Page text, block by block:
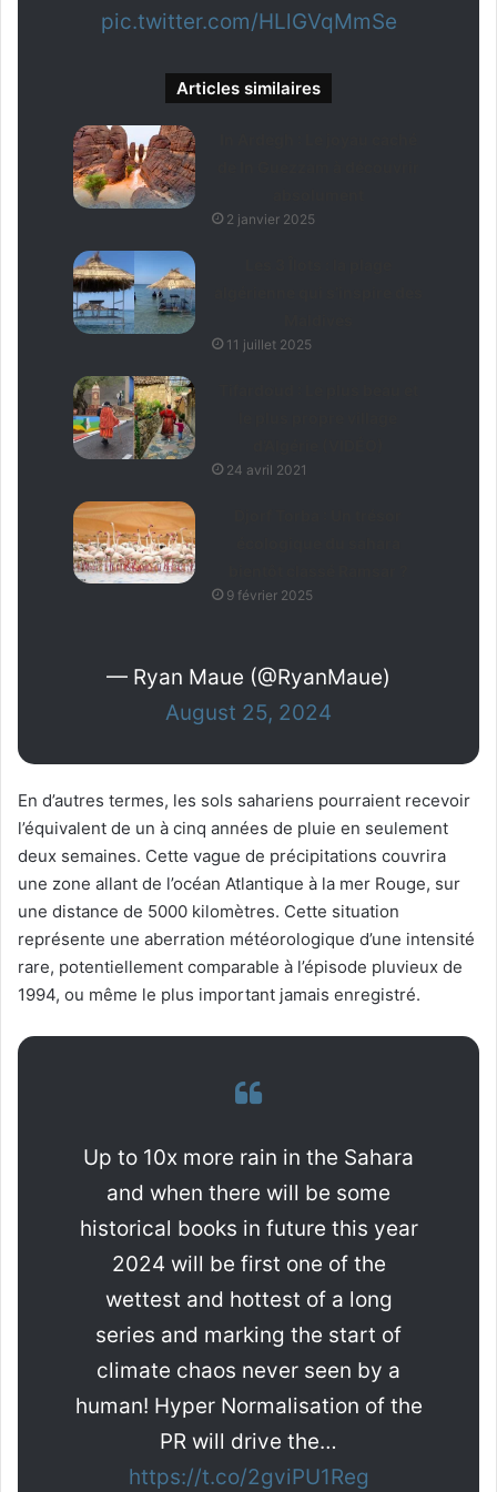
pic.twitter.com/HLlGVqMmSe
Articles similaires
2 janvier 2025
11 juillet 2025
24 avril 2021
9 février 2025
— Ryan Maue (@RyanMaue)
August 25, 2024
En d’autres termes, les sols sahariens pourraient recevoir
l’équivalent de un à cinq années de pluie en seulement
deux semaines. Cette vague de précipitations couvrira
une zone allant de l’océan Atlantique à la mer Rouge, sur
une distance de 5000 kilomètres. Cette situation
représente une aberration météorologique d’une intensité
rare, potentiellement comparable à l’épisode pluvieux de
1994, ou même le plus important jamais enregistré.
Up to 10x more rain in the Sahara
and when there will be some
historical books in future this year
2024 will be first one of the
wettest and hottest of a long
series and marking the start of
climate chaos never seen by a
human! Hyper Normalisation of the
PR will drive the…
https://t.co/2gviPU1Reg